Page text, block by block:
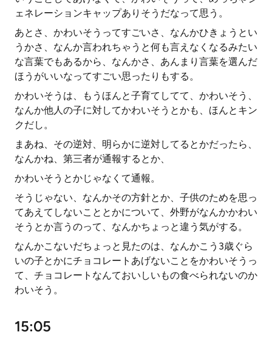
ェネレーションキャップありそうだなって思う。
あとさ、かわいそうってすごいさ、なんかひきょうとい
うかさ、なんか言われちゃうと何も言えなくなるみたい
な言葉でもあるから、なんかさ、あんまり言葉を選んだ
ほうがいいなってすごい思ったりもする。
かわいそうは、もうほんと子育てしてて、かわいそう、
なんか他人の子に対してかわいそうとかも、ほんとキン
クだし。
まあね、その逆対、明らかに逆対してるとかだったら、
なんかね、第三者が通報するとか、
かわいそうとかじゃなくて通報。
そうじゃない、なんかその方針とか、子供のためを思っ
てあえてしないこととかについて、外野がなんかかわい
そうとか言うのって、なんかちょっと違う気がする。
なんかこないだちょっと見たのは、なんかこう3歳ぐら
いの子とかにチョコレートあげないことをかわいそうっ
て、チョコレートなんておいしいもの食べられないのか
わいそう。
15:05